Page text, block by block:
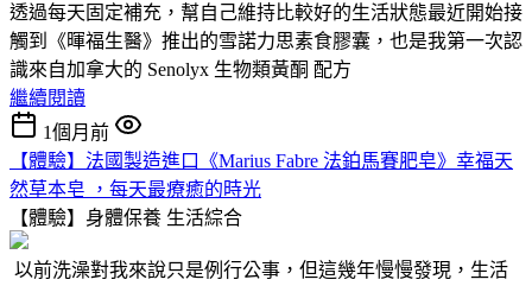
透過每天固定補充，幫自己維持比較好的生活狀態最近開始接
觸到《暉福生醫》推出的雪諾力思素食膠囊，也是我第一次認
識來自加拿大的 Senolyx 生物類黃酮 配方
繼續閱讀
1個月前
【體驗】法國製造進口《Marius Fabre 法鉑馬賽肥皂》幸福天
然草本皂 ，每天最療癒的時光
【體驗】身體保養 生活綜合
以前洗澡對我來說只是例行公事，但這幾年慢慢發現，生活